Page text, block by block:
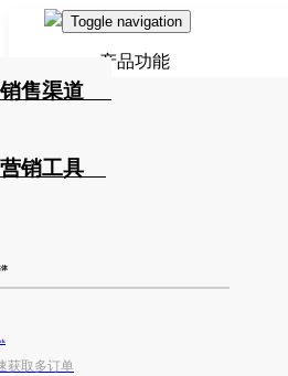
Toggle navigation
产品功能
售渠道
销工具
体
获取多订单